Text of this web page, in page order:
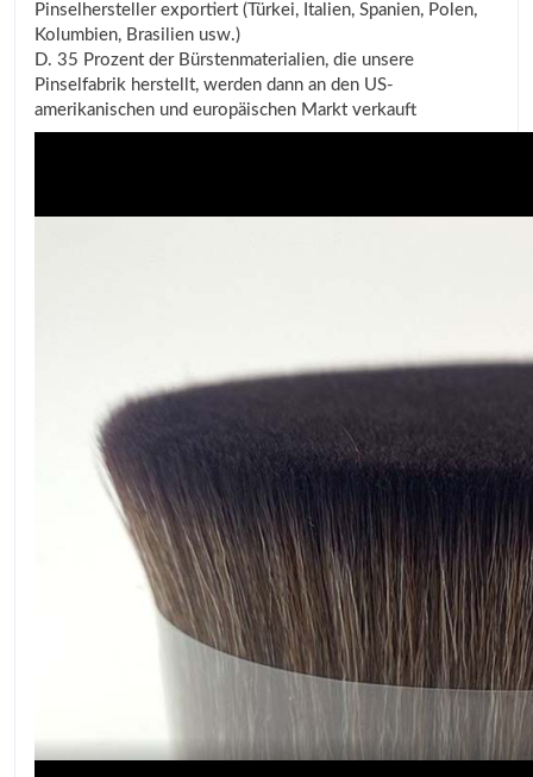
Pinselhersteller exportiert (Türkei, Italien, Spanien, Polen,
Kolumbien, Brasilien usw.)
D. 35 Prozent der Bürstenmaterialien, die unsere
Pinselfabrik herstellt, werden dann an den US-
amerikanischen und europäischen Markt verkauft